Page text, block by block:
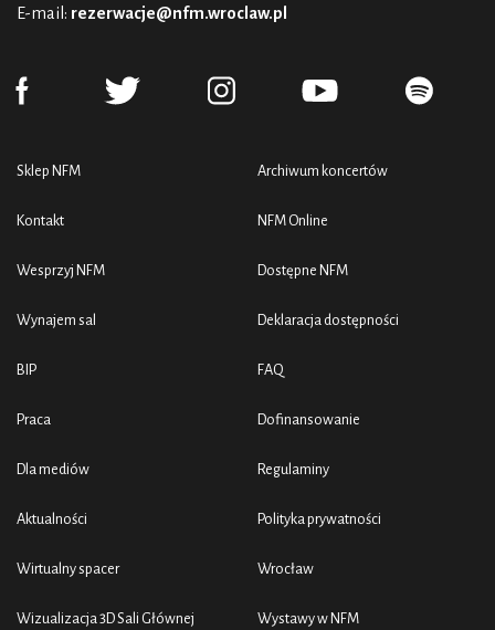
E-mail: rezerwacje@nfm.wroclaw.pl
Sklep NFM
Kontakt
Wesprzyj NFM
Wynajem sal
BIP
Praca
Dla mediów
Aktualności
Wirtualny spacer
Wizualizacja 3D Sali Głównej
Archiwum koncertów
NFM Online
Dostępne NFM
Deklaracja dostępności
FAQ
Dofinansowanie
Regulaminy
Polityka prywatności
Wrocław
Wystawy w NFM